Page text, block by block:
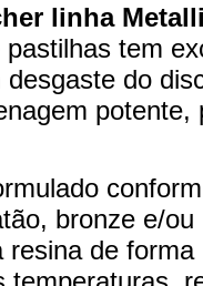
linha
tem
do
potente,
bronze e/
resina de